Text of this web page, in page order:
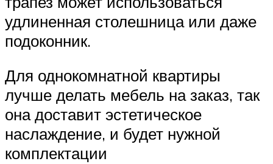
удлиненная столешница или даже
подоконник.
Для однокомнатной квартиры
лучше делать мебель на заказ, так
она доставит эстетическое
наслаждение, и будет нужной
комплектации